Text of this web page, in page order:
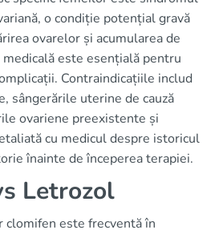
o condiție potențial gravă
ovarelor și acumularea de
este esențială pentru
Contraindicațiile includ
sângerările uterine de cauză
ovariene preexistente și
cu medicul despre istoricul
înainte de începerea terapiei.
Letrozol
este frecventă în